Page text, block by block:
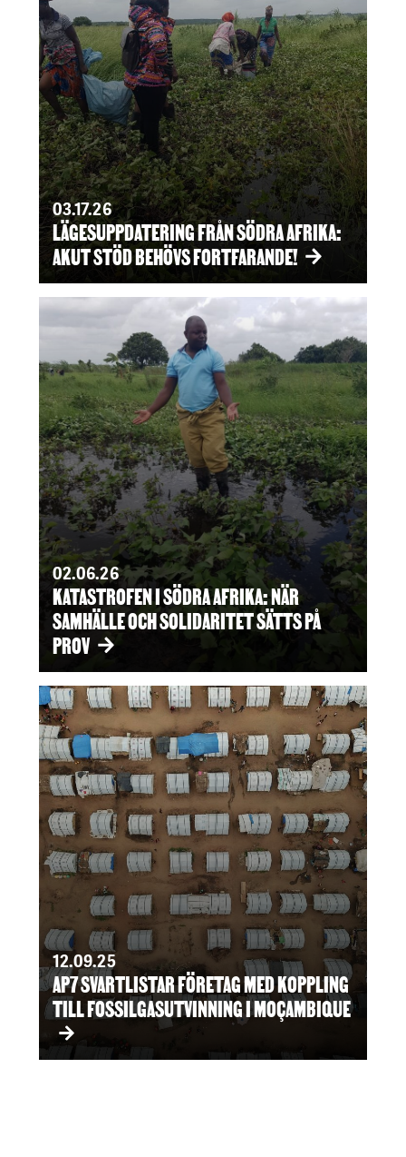
03.17.26
LÄGESUPPDATERING FRÅN SÖDRA AFRIKA:
AKUT STÖD BEHÖVS FORTFARANDE!
02.06.26
KATASTROFEN I SÖDRA AFRIKA: NÄR
SAMHÄLLE OCH SOLIDARITET SÄTTS PÅ
PROV
12.09.25
AP7 SVARTLISTAR FÖRETAG MED KOPPLING
TILL FOSSILGASUTVINNING I MOÇAMBIQUE